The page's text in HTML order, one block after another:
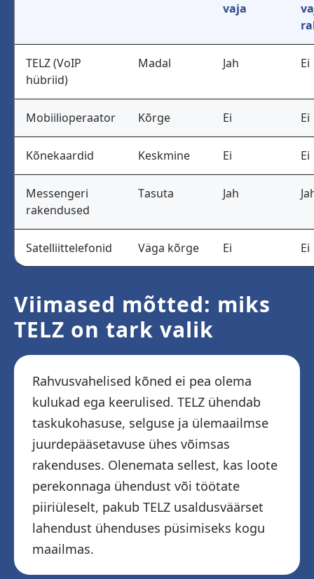
vaja
TELZ (VoIP
hübriid)
Madal Jah Ei
Mobiilioperaator Kõrge Ei Ei
Kõnekaardid Keskmine Ei Ei
Messengeri
rakendused
Tasuta Jah
Satelliittelefonid Väga kõrge Ei Ei
Viimased mõtted: miks
TELZ on tark valik
Rahvusvahelised kõned ei pea olema
kulukad ega keerulised. TELZ ühendab
taskukohasuse, selguse ja ülemaailmse
juurdepääsetavuse ühes võimsas
rakenduses. Olenemata sellest, kas loote
perekonnaga ühendust või töötate
piiriüleselt, pakub TELZ usaldusväärset
lahendust ühenduses püsimiseks kogu
maailmas.